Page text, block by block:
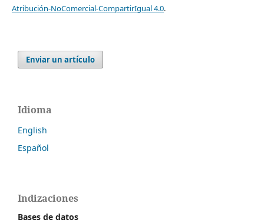
Atribución-NoComercial-CompartirIgual 4.0.
Enviar un artículo
Idioma
English
Español
Indizaciones
Bases de datos